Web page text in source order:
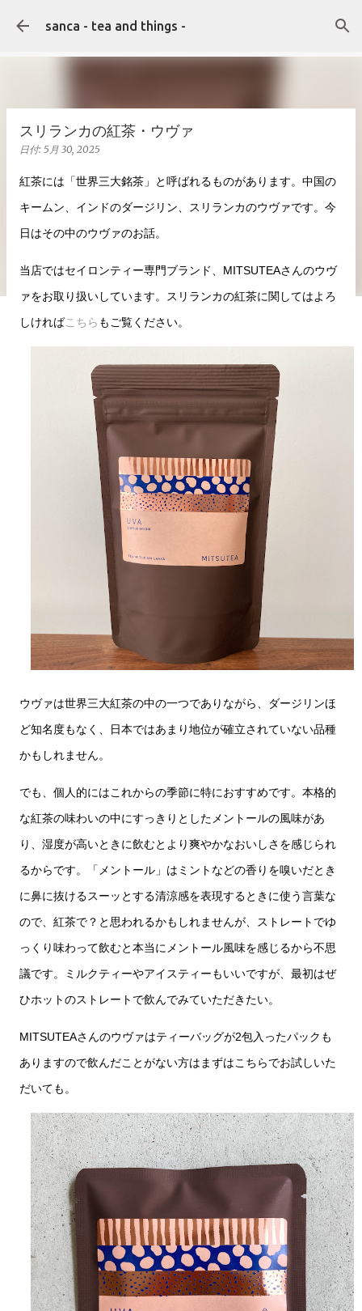
スキップしてメイン コンテンツに移動
sanca - tea and things -
スリランカの紅茶・ウヴァ
日付: 5月 30, 2025
紅茶には「世界三大銘茶」と呼ばれるものがあります。中国の
キームン、インドのダージリン、スリランカのウヴァです。今
日はその中のウヴァのお話。
当店ではセイロンティー専門ブランド、MITSUTEAさんのウヴ
ァをお取り扱いしています。スリランカの紅茶に関してはよろ
しければこちら もご覧ください。
ウヴァは世界三大紅茶の中の一つでありながら、ダージリンほ
ど知名度もなく、日本ではあまり地位が確立されていない品種
かもしれません。
でも、個人的にはこれからの季節に特におすすめです。本格的
な紅茶の味わいの中にすっきりとしたメントールの風味があ
り、湿度が高いときに飲むとより爽やかなおいしさを感じられ
るからです。「メントール」はミントなどの香りを嗅いだとき
に鼻に抜けるスーッとする清涼感を表現するときに使う言葉な
ので、紅茶で？と思われるかもしれませんが、ストレートでゆ
っくり味わって飲むと本当にメントール風味を感じるから不思
議です。ミルクティーやアイスティーもいいですが、最初はぜ
ひホットのストレートで飲んでみていただきたい。
MITSUTEAさんのウヴァはティーバッグが2包入ったパックも
ありますので飲んだことがない方はまずはこちらでお試しいた
だいても。